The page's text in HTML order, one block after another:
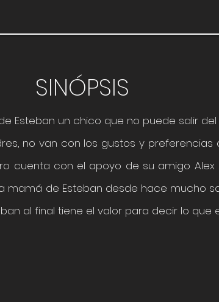
SINÓPSIS
Esteban un chico que no puede salir
no van con los gustos y preferencias
cuenta con el apoyo de su amigo
mamá de Esteban desde hace mucho
al final tiene el valor para decir lo que